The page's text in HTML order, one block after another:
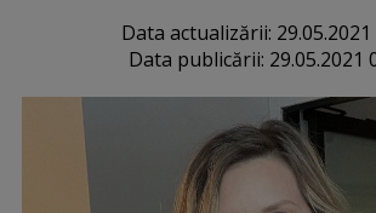
Data actualizării: 29.05.2021
Data publicării: 29.05.2021